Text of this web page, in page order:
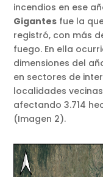
incendios en ese
Gigantes fue la
registró, con más
fuego. En ella
dimensiones del
en sectores de
localidades
afectando 3.714
(Imagen 2).